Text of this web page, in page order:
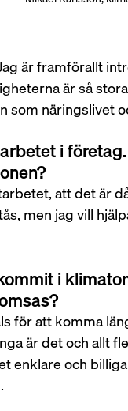
är framförallt
är så
som näringslivet
i
att det är
men jag vill
i
för att komma
är det och allt
enklare och